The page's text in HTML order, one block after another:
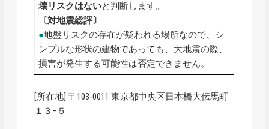
壊リスクはないと判断します。
〔対地震総評〕
●地盤リスクの存在が疑われる場所なので、シ
ンプルな形状の建物であっても、大地震の際、
損害が発生する可能性は否定できません。
[所在地] 〒103-0011 東京都中央区日本橋大伝馬町
１３−５